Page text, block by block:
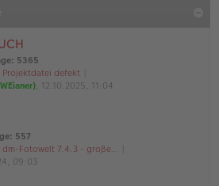
: 5365
Projektdatei defekt
, 12.10.2025, 11:04
: 557
dm-Fotowelt 7.4.3 - große…
09:03